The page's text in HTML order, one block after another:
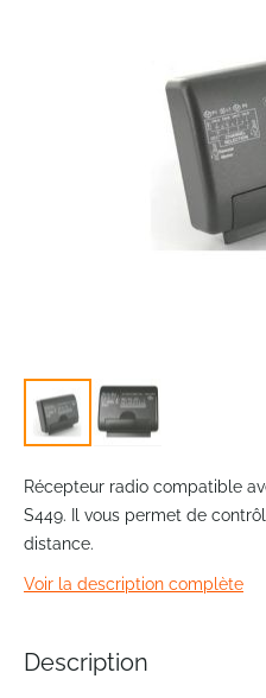
to
the
beginning
of
the
Récepteur radio compatible
S449. Il vous permet de
distance.
Voir la description complète
Description